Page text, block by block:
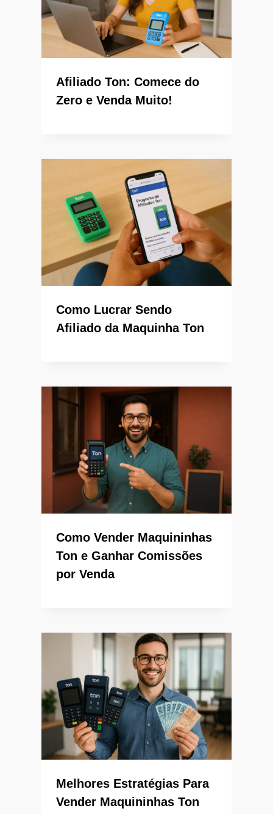
Afiliado Ton: Comece do
Zero e Venda Muito!
Como Lucrar Sendo
Afiliado da Maquinha Ton
Como Vender Maquininhas
Ton e Ganhar Comissões
por Venda
Melhores Estratégias Para
Vender Maquininhas Ton